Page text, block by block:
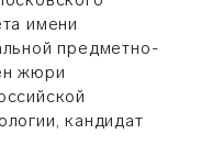
имени
предметно-
жюри
кандидат